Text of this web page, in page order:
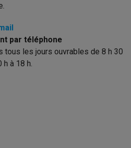
par téléphone
tous les jours ouvrables de 8 h 30
à 18 h.